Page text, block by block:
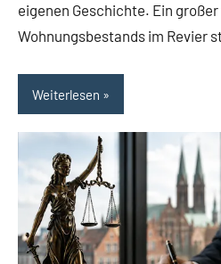
eigenen Geschichte. Ein großer
Wohnungsbestands im Revier
Weiterlesen